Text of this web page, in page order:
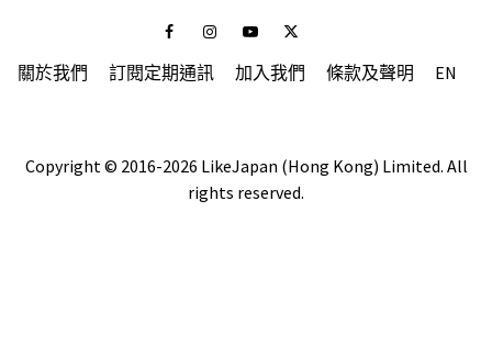
FacebookInstagramYoutubeTwitter
關於我們 訂閱定期通訊 加入我們 條款及聲明 EN
Copyright © 2016-2026 LikeJapan (Hong Kong) Limited. All
rights reserved.